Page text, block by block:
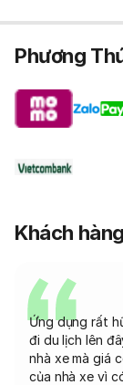
Phương
Khách
Ứng dụng rất
đi du lịch lên
nhà xe mà giá
của nhà xe vì